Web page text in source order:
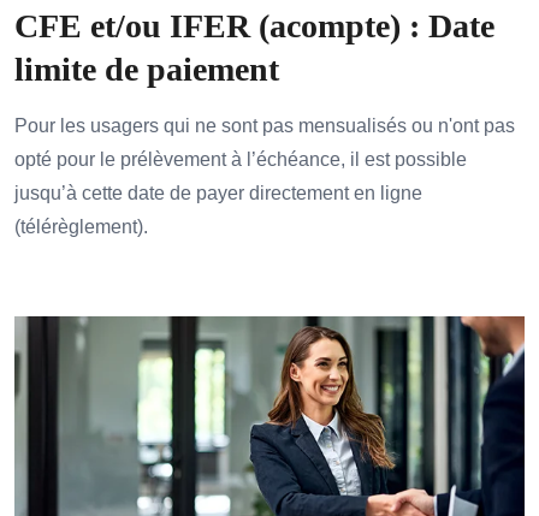
CFE et/ou IFER (acompte) : Date
limite de paiement
Pour les usagers qui ne sont pas mensualisés ou n'ont pas
opté pour le prélèvement à l’échéance, il est possible
jusqu’à cette date de payer directement en ligne
(télérèglement).